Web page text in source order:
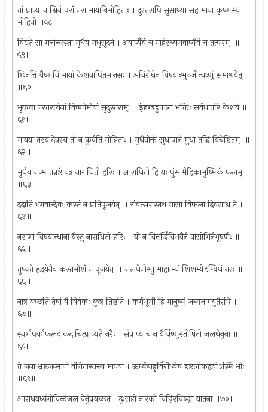
तां प्राप्य च श्रियं परां नरा मायाविमोहिताः । दुरतरापि सुसाध्या सह माया कृष्णस्य
मोहिनी ॥५८॥
विद्यते सा मनोन्यस्ता मुधैव मधुसूदने । अवार्प्यैवं च गार्हस्थ्यमवाप्यैवं च तत्परम् ‍ ॥
५९॥
छिनत्ति वैष्णविं मायां केशवार्पितमानसः । अविरोधेन विषयान्भुञ्जीन्वष्णुं समाश्रयेत् ‍
॥६०॥
भुक्त्वा नरतरत्येनां विष्णोर्मायां सुदुस्तराम् ‍ । ईदृग्बहुफला भक्तिः सर्वधातरि केशवे ॥
६१॥
मायया तस्य देवस्य तां न कुर्वति मोहिताः । मुधैवोक्तं सुधापानं मुधा तद्धि यिचेष्टितम् ‍ ॥
६२॥
मुधैव जन्म तन्नष्टं यत्र नाराधितो हरिः । आराधितो हि यः पुंसामैहिकामुष्मिकं फलम् ‍
॥६३॥
ददाति भगवान्देवः कस्तं न प्रतिपूजयेत् ‍ । संवत्सरास्तथ मासा विफला दिवसाश्व ते ॥
६४॥
नराणां विषयान्धानां यैस्तु नाराधितो हरिः । यो न वित्तर्द्धिविभवैर्न वासोभिर्नभूषणैः ॥
६५॥
तुष्यते हृदयेनैव कस्तमीशं न पूजयेत् ‍ । जलधेनोस्तु माहात्म्यं शिशम्येदृग्विधं नरः ॥
६६॥
नात्र यच्छति तेषां वै विवेकः कुत्र तिष्ठति । कर्मभूमौ हि मानुष्यं जन्मनामयुतैरपि ॥
६७॥
स्वर्गापवर्गफलदं कदाचित्प्राप्यते नरैः । संप्राप्य च न यैर्विष्णुस्तोषितो जलधेनुना ॥
६८॥
ते जना भ्रष्टजन्मानो वंचितास्तस्य मायया । ऊर्ध्वबाहुर्विरौध्येष दृष्टलोकद्वयोऽस्मि भोः
॥६९॥
आराधयध्वंगोविन्दंजल वेनुंप्रयच्छत । दुःसहो नारको विह्रिरविष्ह्या यातना ॥७०॥